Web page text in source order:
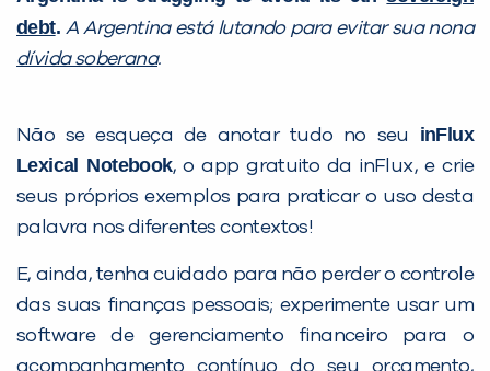
debt. A Argentina está lutando para evitar sua nona
dívida soberana.
Não se esqueça de anotar tudo no seu inFlux
Lexical Notebook, o app gratuito da inFlux, e crie
seus próprios exemplos para praticar o uso desta
palavra nos diferentes contextos!
E, ainda, tenha cuidado para não perder o controle
das suas finanças pessoais; experimente usar um
software de gerenciamento financeiro para o
acompanhamento contínuo do seu orçamento,